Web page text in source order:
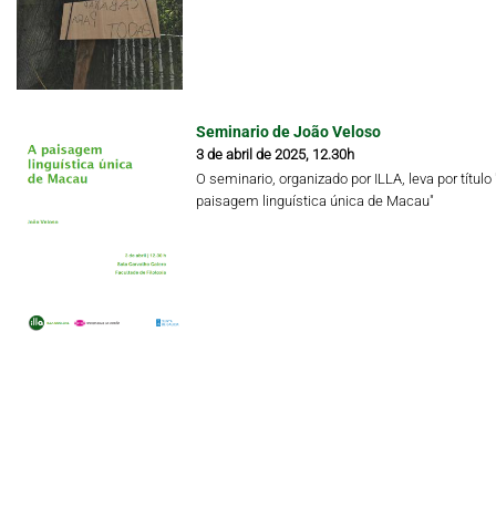
Seminario de João Veloso
3 de abril de 2025, 12.30h
O seminario, organizado por ILLA, leva por título
paisagem linguística única de Macau"